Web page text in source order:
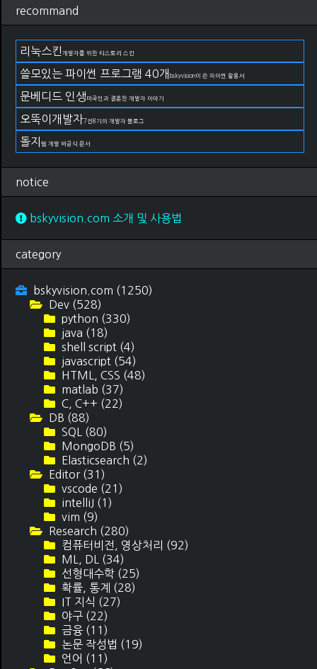
recommand
리눅스킨 개발자를 위한 티스토리 스킨
쓸모있는 파이썬 프로그램 40개 bskyvision이 쓴 파이썬 활용서
문베디드 인생 미국인과 결혼한 개발자 이야기
오뚝이개발자7전8기의 개발자 블로그
돌지 웹 개발 비공식 문서
notice
bskyvision.com 소개 및 사용법
category
bskyvision.com (1250)
Dev (528)
python (330)
java (18)
shell script (4)
javascript (54)
HTML, CSS (48)
matlab (37)
C, C++ (22)
DB (88)
SQL (80)
MongoDB (5)
Elasticsearch (2)
Editor (31)
vscode (21)
intelliJ (1)
vim (9)
Research (280)
컴퓨터비전, 영상처리 (92)
ML, DL (34)
선형대수학 (25)
확률, 통계 (28)
IT 지식 (27)
야구 (22)
금융 (11)
논문 작성법 (19)
언어 (11)